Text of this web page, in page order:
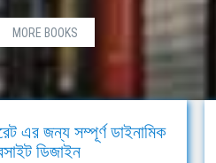
MORE BOOKS
এর জন্য সম্পূর্ণ ডাইনামিক
ডিজাইন